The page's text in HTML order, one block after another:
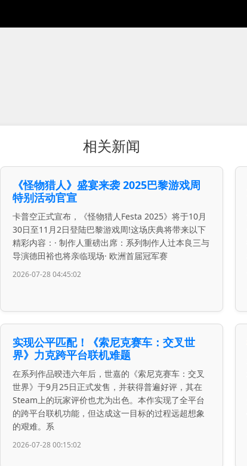
相关新闻
《怪物猎人》盛宴来袭 2025巴黎游戏周
特别活动官宣
卡普空正式宣布，《怪物猎人Festa 2025》将于10月
30日至11月2日登陆巴黎游戏周!这场庆典将带来以下
精彩内容：· 制作人重磅出席：系列制作人辻本良三与
导演德田裕也将亲临现场· 欧洲首届冠军赛
2026-07-28 04:45:02
实现公平匹配！《索尼克赛车：交叉世
界》力克跨平台联机难题
在系列作品暌违六年后，世嘉的《索尼克赛车：交叉
世界》于9月25日正式发售，并获得普遍好评，其在
Steam上的玩家评价也尤为出色。本作实现了全平台
的跨平台联机功能，但达成这一目标的过程远超想象
的艰难。系
2026-07-28 00:15:02